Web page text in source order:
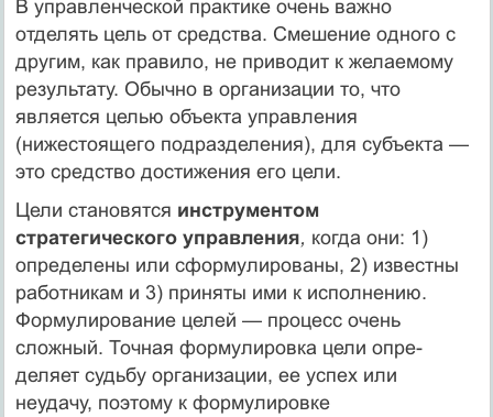
В управленческой практике очень важно
отделять цель от средства. Смешение одного с
другим, как правило, не приводит к желаемому
результату. Обычно в организации то, что
является целью объекта управления
(нижестоящего подразделения), для субъекта —
это средство достижения его цели.
Цели становятся инструментом
стратегического управления, когда они: 1)
определены или сформулированы, 2) известны
ра­ботникам и 3) приняты ими к исполнению.
Формулирование це­лей — процесс очень
сложный. Точная формулировка цели опре­
деляет судьбу организации, ее успех или
неудачу, поэтому к фор­мулировке